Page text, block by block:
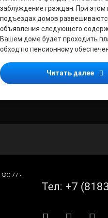
заблуждение граждан. При этом
подъездах домов
объявления следующего
Вашем доме будет проходить
обход по пенсионному
Читать далее
77 -
Тел: +7